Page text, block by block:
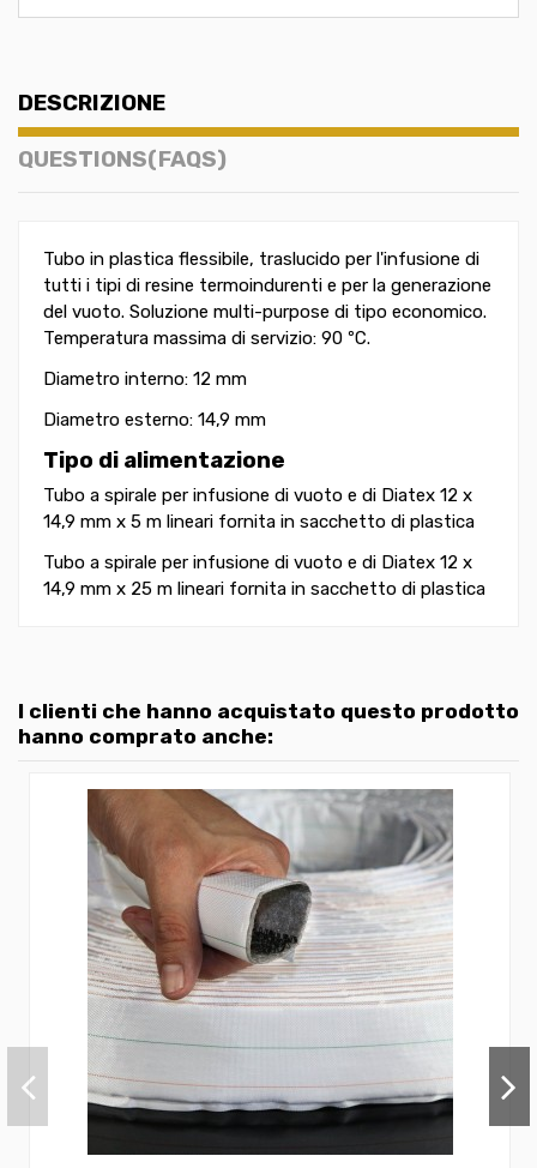
DESCRIZIONE
QUESTIONS(FAQS)
Tubo in plastica flessibile, traslucido per l'infusione di
tutti i tipi di resine termoindurenti e per la generazione
del vuoto. Soluzione multi-purpose di tipo economico.
Temperatura massima di servizio: 90 ºC.
Diametro interno: 12 mm
Diametro esterno: 14,9 mm
Tipo di alimentazione
Tubo a spirale per infusione di vuoto e di Diatex 12 x
14,9 mm x 5 m lineari fornita in sacchetto di plastica
Tubo a spirale per infusione di vuoto e di Diatex 12 x
14,9 mm x 25 m lineari fornita in sacchetto di plastica
I clienti che hanno acquistato questo prodotto
hanno comprato anche: